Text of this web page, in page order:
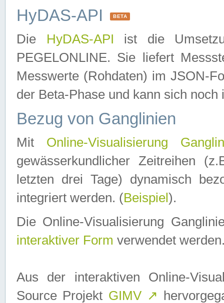
HyDAS-API BETA
Die HyDAS-API ist die
PEGELONLINE. Sie liefert
Messwerte (Rohdaten) im JSON-
der Beta-Phase und kann sich noch
Bezug von Ganglinien
Mit Online-Visualisierung
gewässerkundlicher Zeitreihen
letzten drei Tage) dynamisch
integriert werden. (Beispiel ).
Die Online-Visualisierung
interaktiver Form verwendet
Aus der interaktiven Online-
Source Projekt GIMV ↗